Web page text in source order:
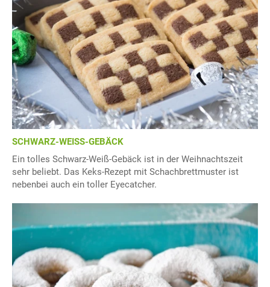
SCHWARZ-WEISS-GEBÄCK
Ein tolles Schwarz-Weiß-Gebäck ist in der Weihnachtszeit
sehr beliebt. Das Keks-Rezept mit Schachbrettmuster ist
nebenbei auch ein toller Eyecatcher.